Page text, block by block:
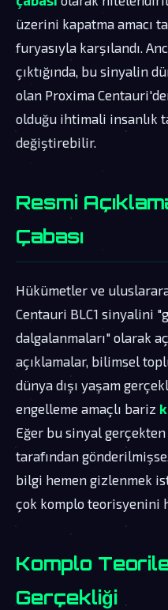
üzerini kapatma amacı
furyasıyla karşılandı.
çıktığında, bu sinyalin
olan Proxima
olduğu ihtimali insanlık
değiştirebilir.
Resmi
Çabası
Hükümetler ve
Centauri BLC1 sinyalini
dalgalanmaları" olarak
açıklamalar, bilimsel
dünya dışı yaşam
engelleme amaçlı bariz
Eğer bu sinyal gerçekten
tarafından
bilgi hemen gizlenmek
çok komplo teorisyenini
Komplo
Gerçekliği